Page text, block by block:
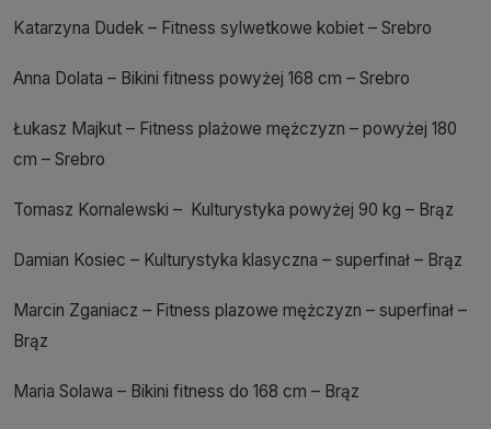
Katarzyna Dudek – Fitness sylwetkowe kobiet – Srebro
Anna Dolata – Bikini fitness powyżej 168 cm – Srebro
Łukasz Majkut – Fitness plażowe mężczyzn – powyżej 180
cm – Srebro
Tomasz Kornalewski – Kulturystyka powyżej 90 kg – Brąz
Damian Kosiec – Kulturystyka klasyczna – superfinał – Brąz
Marcin Zganiacz – Fitness plazowe mężczyzn – superfinał –
Brąz
Maria Solawa – Bikini fitness do 168 cm – Brąz